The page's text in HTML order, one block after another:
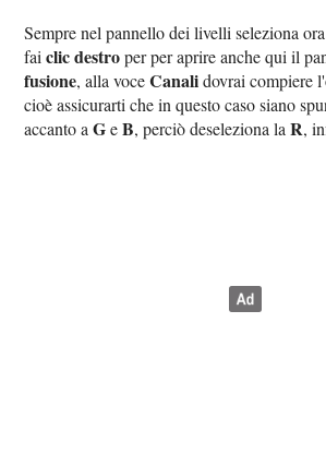
Sempre nel pannello dei livelli seleziona
faiclic destroper per aprire anche qui il
fusione, alla voceCanalidovrai compiere
cioè assicurarti che in questo caso siano
accanto aGeB, perciò deseleziona laR,